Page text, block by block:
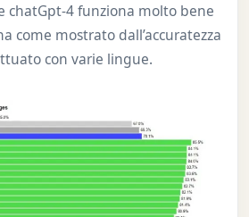
chatGpt-4 funziona molto bene
come mostrato dall’accuratezza
con varie lingue.